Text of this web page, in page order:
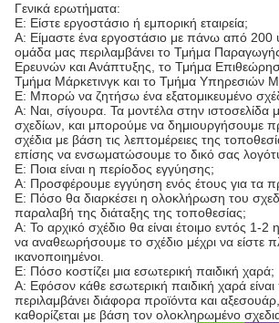
Γενικά ερωτήματα:
Ε: Είστε εργοστάσιο ή εμπορική εταιρεία;
Α: Είμαστε ένα εργοστάσιο με πάνω από
ομάδα μας περιλαμβάνει το Τμήμα
Ερευνών και Ανάπτυξης, το Τμήμα
Τμήμα Μάρκετινγκ και το Τμήμα Υπηρεσιών
Ε: Μπορώ να ζητήσω ένα εξατομικευμένο
Α: Ναι, σίγουρα. Τα μοντέλα στην ιστοσελίδα
σχεδίων, και μπορούμε να δημιουργήσουμε
σχέδια με βάση τις λεπτομέρειες της
επίσης να ενσωματώσουμε το δικό σας
Ε: Ποια είναι η περίοδος εγγύησης;
Α: Προσφέρουμε εγγύηση ενός έτους για τα
Ε: Πόσο θα διαρκέσει η ολοκλήρωση του
παραλαβή της διάταξης της τοποθεσίας;
Α: Το αρχικό σχέδιο θα είναι έτοιμο εντός
να αναθεωρήσουμε το σχέδιο μέχρι να είστε
ικανοποιημένοι.
Ε: Πόσο κοστίζει μια εσωτερική παιδική χαρά;
Α: Εφόσον κάθε εσωτερική παιδική χαρά
περιλαμβάνει διάφορα προϊόντα και
καθορίζεται με βάση τον ολοκληρωμένο